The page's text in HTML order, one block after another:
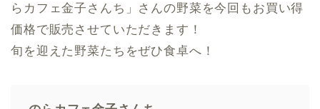
らカフェ金子さんち」さんの野菜を今回もお買い得
価格で販売させていただきます！
旬を迎えた野菜たちをぜひ食卓へ！